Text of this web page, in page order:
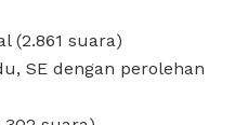
(2.861 suara)
SE dengan perolehan